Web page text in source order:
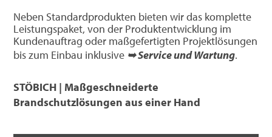
Neben Standardprodukten bieten wir das komplette
Leistungspaket, von der Produktentwicklung im
Kundenauftrag oder maßgefertigten Projektlösungen
bis zum Einbau inklusive ➥ Service und Wartung.
STÖBICH | Maßgeschneiderte
Brandschutzlösungen aus einer Hand